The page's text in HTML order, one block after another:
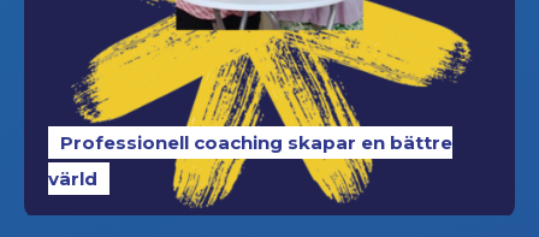
Professionell coaching skapar en bättre
värld